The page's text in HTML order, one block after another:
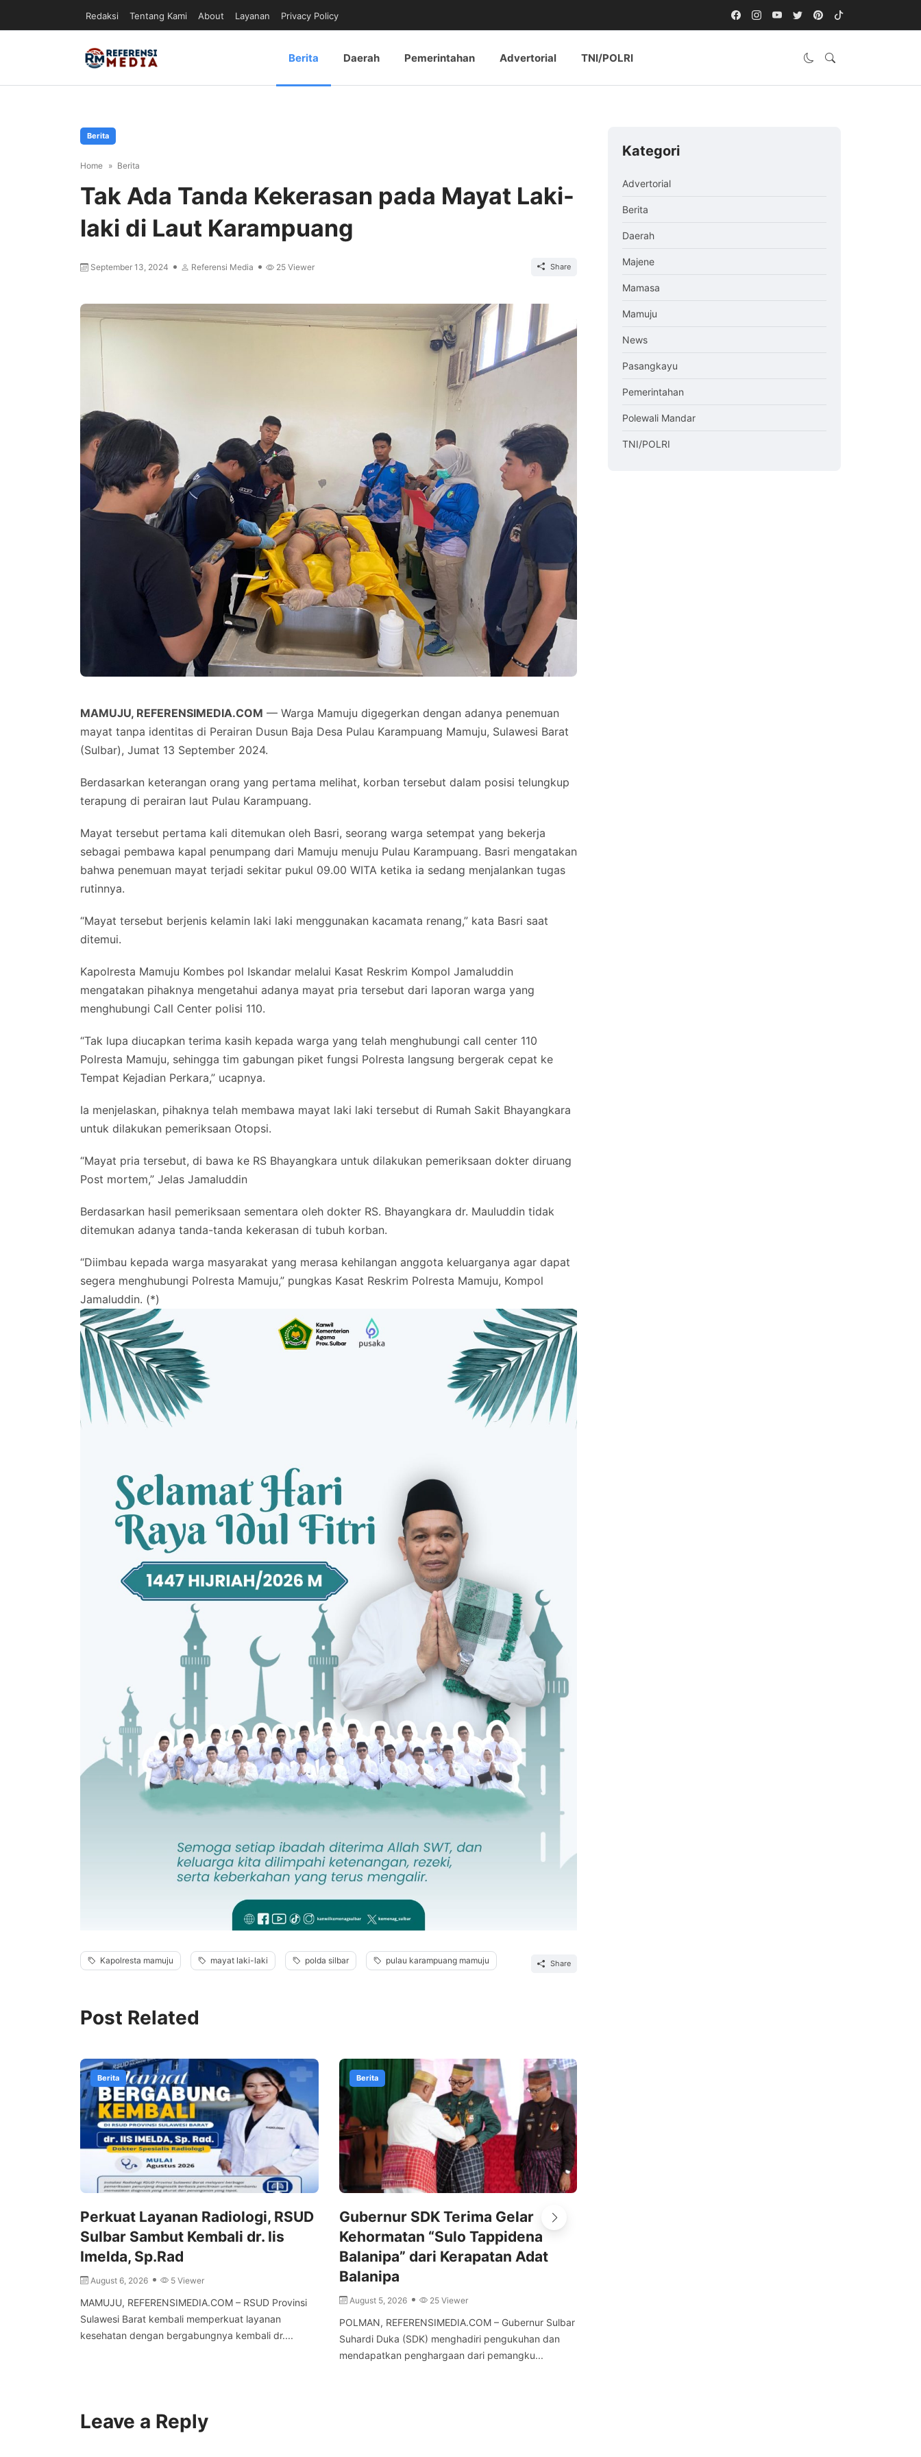
Redaksi Tentang Kami About Layanan Privacy Policy
Berita Daerah Pemerintahan Advertorial TNI/POLRI
Berita
Home Berita
Tak Ada Tanda Kekerasan pada Mayat Laki-
laki di Laut Karampuang
September 13, 2024 Referensi Media 25 Viewer Share
MAMUJU, REFERENSIMEDIA.COM — Warga Mamuju digegerkan dengan adanya penemuan
mayat tanpa identitas di Perairan Dusun Baja Desa Pulau Karampuang Mamuju, Sulawesi Barat
(Sulbar), Jumat 13 September 2024.
Berdasarkan keterangan orang yang pertama melihat, korban tersebut dalam posisi telungkup
terapung di perairan laut Pulau Karampuang.
Mayat tersebut pertama kali ditemukan oleh Basri, seorang warga setempat yang bekerja
sebagai pembawa kapal penumpang dari Mamuju menuju Pulau Karampuang. Basri mengatakan
bahwa penemuan mayat terjadi sekitar pukul 09.00 WITA ketika ia sedang menjalankan tugas
rutinnya.
“Mayat tersebut berjenis kelamin laki laki menggunakan kacamata renang,” kata Basri saat
ditemui.
Kapolresta Mamuju Kombes pol Iskandar melalui Kasat Reskrim Kompol Jamaluddin
mengatakan pihaknya mengetahui adanya mayat pria tersebut dari laporan warga yang
menghubungi Call Center polisi 110.
“Tak lupa diucapkan terima kasih kepada warga yang telah menghubungi call center 110
Polresta Mamuju, sehingga tim gabungan piket fungsi Polresta langsung bergerak cepat ke
Tempat Kejadian Perkara,” ucapnya.
Ia menjelaskan, pihaknya telah membawa mayat laki laki tersebut di Rumah Sakit Bhayangkara
untuk dilakukan pemeriksaan Otopsi.
“Mayat pria tersebut, di bawa ke RS Bhayangkara untuk dilakukan pemeriksaan dokter diruang
Post mortem,” Jelas Jamaluddin
Berdasarkan hasil pemeriksaan sementara oleh dokter RS. Bhayangkara dr. Mauluddin tidak
ditemukan adanya tanda-tanda kekerasan di tubuh korban.
“Diimbau kepada warga masyarakat yang merasa kehilangan anggota keluarganya agar dapat
segera menghubungi Polresta Mamuju,” pungkas Kasat Reskrim Polresta Mamuju, Kompol
Jamaluddin. (*)
Kapolresta mamuju mayat laki-laki polda silbar pulau karampuang mamuju Share
Post Related
Berita
Perkuat Layanan Radiologi, RSUD
Sulbar Sambut Kembali dr. Iis
Imelda, Sp.Rad
August 6, 2026 5 Viewer
MAMUJU, REFERENSIMEDIA.COM – RSUD Provinsi
Sulawesi Barat kembali memperkuat layanan
kesehatan dengan bergabungnya kembali dr....
Berita
Gubernur SDK Terima Gelar
Kehormatan “Sulo Tappidena
Balanipa” dari Kerapatan Adat
Balanipa
August 5, 2026 25 Viewer
POLMAN, REFERENSIMEDIA.COM – Gubernur Sulbar
Suhardi Duka (SDK) menghadiri pengukuhan dan
mendapatkan penghargaan dari pemangku...
Leave a Reply
Kategori
Advertorial
Berita
Daerah
Majene
Mamasa
Mamuju
News
Pasangkayu
Pemerintahan
Polewali Mandar
TNI/POLRI